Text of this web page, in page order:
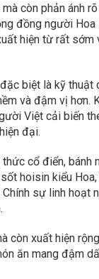
còn phản ánh
đồng người
hiện từ rất
biệt là kỹ thuật
và đậm vị hơn.
Việt cải biến
đại.
cổ điển,
hoisin kiểu
sự linh
còn xuất hiện
ăn mang đậm